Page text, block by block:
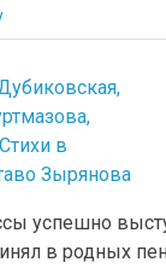
успешно
в родных